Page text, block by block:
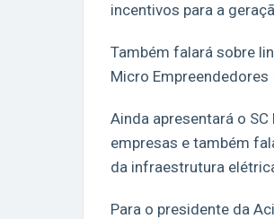
incentivos para a
Também falará sobre
Micro Empreendedores
Ainda apresentará o
empresas e também
da infraestrutura
Para o presidente da